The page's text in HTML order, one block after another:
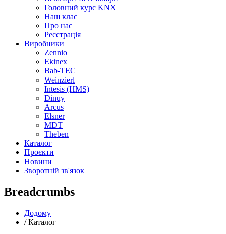
Головний курс KNX
Наш клас
Про нас
Реєстрація
Виробники
Zennio
Ekinex
Bab-TEC
Weinzierl
Intesis (HMS)
Dinuy
Arcus
Elsner
MDT
Theben
Каталог
Проєкти
Новини
Зворотній зв'язок
Breadcrumbs
Додому
/ Каталог